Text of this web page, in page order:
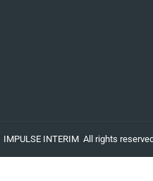
IMPULSE INTERIMAll rights